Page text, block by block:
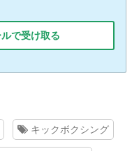
で受け取る
キックボクシング